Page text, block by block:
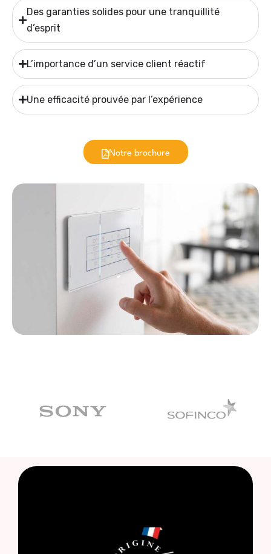
Des garanties solides pour une tranquillité
d’esprit
L’importance d’un service client réactif
Une efficacité prouvée par l’expérience
Notre brochure